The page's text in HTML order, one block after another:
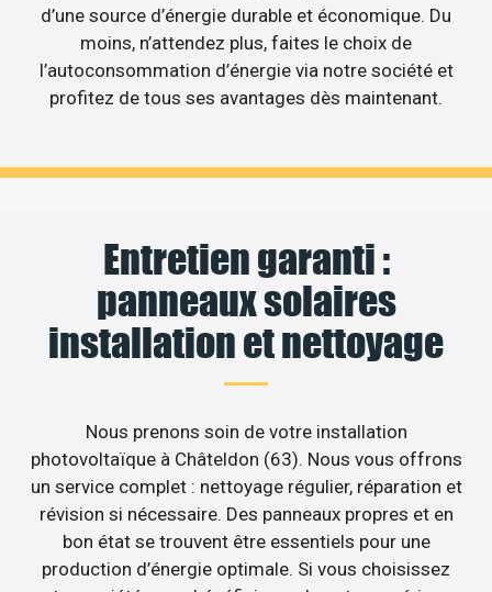
d’une source d’énergie durable et économique. Du
moins, n’attendez plus, faites le choix de
l’autoconsommation d’énergie via notre société et
profitez de tous ses avantages dès maintenant.
Entretien garanti :
panneaux solaires
installation et nettoyage
Nous prenons soin de votre installation
photovoltaïque à Châteldon (63). Nous vous offrons
un service complet : nettoyage régulier, réparation et
révision si nécessaire. Des panneaux propres et en
bon état se trouvent être essentiels pour une
production d’énergie optimale. Si vous choisissez